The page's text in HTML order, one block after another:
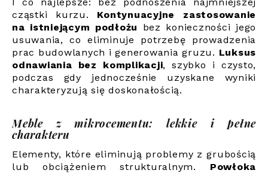
cząstki kurzu. Kontynuacyjne zastosowanie
na istniejącym podłożu
bez konieczności jego
usuwania, co eliminuje potrzebę prowadzenia
prac budowlanych i generowania gruzu. Luksus
odnawiania bez komplikacji, szybko i czysto,
podczas gdy jednocześnie uzyskane wyniki
charakteryzują się doskonałością.
Meble z mikrocementu: lekkie i pełne
charakteru
Elementy, które eliminują problemy z grubością
lub obciążeniem strukturalnym. Powłoka